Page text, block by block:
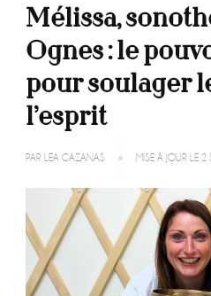
Mélissa,
Ognes : le
pour soulager
l’esprit
PAR LÉA CAZANAS MISE À JOUR LE 2